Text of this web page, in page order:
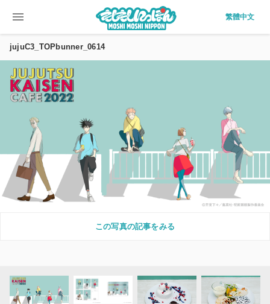
menu 繁體中文
jujuC3_TOPbunner_0614
この写真の記事をみる